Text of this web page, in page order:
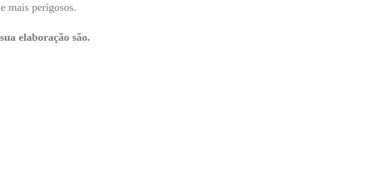
mais perigosos.
elaboração são.